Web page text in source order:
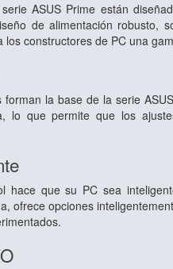
ASUS Prime están
de alimentación robusto,
los constructores de PC una
forman la base de la serie
lo que permite que los
hace que su PC sea
ofrece opciones